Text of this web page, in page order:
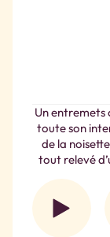
Un entremets
toute son
de la
tout relevé